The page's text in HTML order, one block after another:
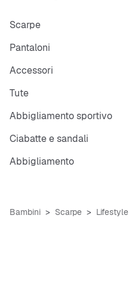
Scarpe
Pantaloni
Accessori
Tute
Abbigliamento sportivo
Ciabatte e sandali
Abbigliamento
Bambini Scarpe Lifestyle